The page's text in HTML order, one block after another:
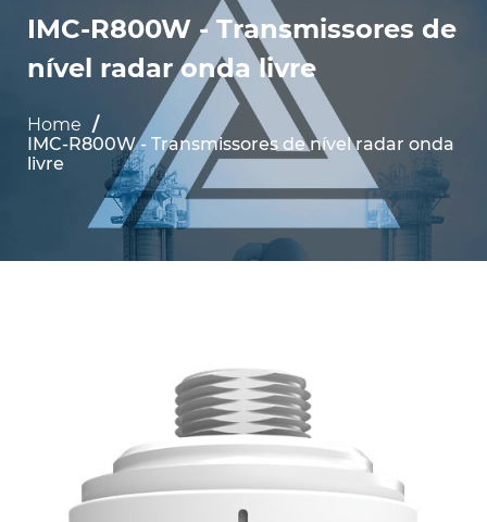
IMC-R800W - Transmissores de
nível radar onda livre
Home
IMC-R800W - Transmissores de nível radar onda
livre